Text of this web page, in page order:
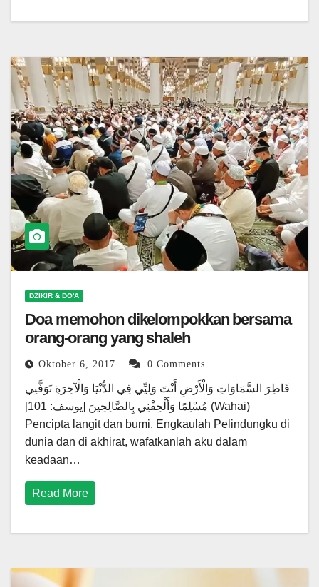
DZIKIR & DO'A
Doa memohon dikelompokkan bersama
orang-orang yang shaleh
Oktober 6, 2017 0 Comments
فَاطِرَ السَّمَاوَاتِ وَالْأَرْضِ أَنْتَ وَلِيِّي فِي الدُّنْيَا وَالْآخِرَةِ تَوَفَّنِي
مُسْلِمًا وَأَلْحِقْنِي بِالصَّالِحِينَ [يوسف: 101] (Wahai)
Pencipta langit dan bumi. Engkaulah Pelindungku di
dunia dan di akhirat, wafatkanlah aku dalam
keadaan…
Read More